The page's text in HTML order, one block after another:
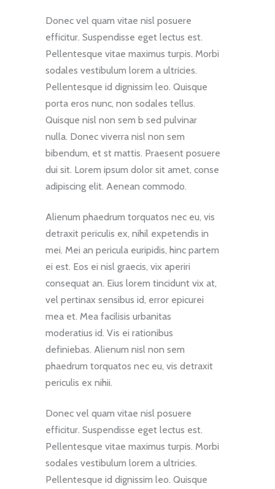
Donec vel quam vitae nisl posuere
efficitur. Suspendisse eget lectus est.
Pellentesque vitae maximus turpis. Morbi
sodales vestibulum lorem a ultricies.
Pellentesque id dignissim leo. Quisque
porta eros nunc, non sodales tellus.
Quisque nisl non sem b sed pulvinar
nulla. Donec viverra nisl non sem
bibendum, et st mattis. Praesent posuere
dui sit. Lorem ipsum dolor sit amet, conse
adipiscing elit. Aenean commodo.
Alienum phaedrum torquatos nec eu, vis
detraxit periculis ex, nihil expetendis in
mei. Mei an pericula euripidis, hinc partem
ei est. Eos ei nisl graecis, vix aperiri
consequat an. Eius lorem tincidunt vix at,
vel pertinax sensibus id, error epicurei
mea et. Mea facilisis urbanitas
moderatius id. Vis ei rationibus
definiebas. Alienum nisl non sem
phaedrum torquatos nec eu, vis detraxit
periculis ex nihii.
Donec vel quam vitae nisl posuere
efficitur. Suspendisse eget lectus est.
Pellentesque vitae maximus turpis. Morbi
sodales vestibulum lorem a ultricies.
Pellentesque id dignissim leo. Quisque